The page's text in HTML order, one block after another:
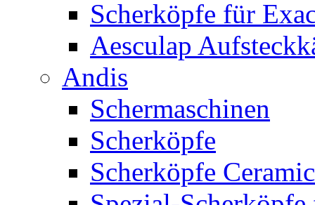
Scherköpfe für
Aesculap
Andis
Schermaschinen
Scherköpfe
Scherköpfe Ceramic